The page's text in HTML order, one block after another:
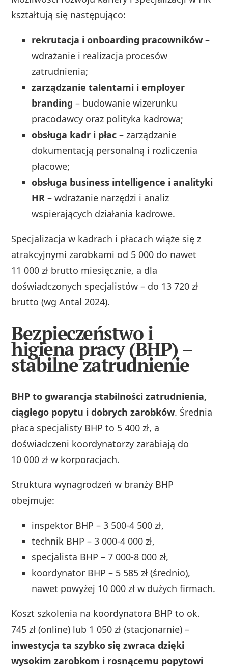
kształtują się następująco:
rekrutacja i onboarding pracowników –
wdrażanie i realizacja procesów
zatrudnienia;
zarządzanie talentami i employer
branding – budowanie wizerunku
pracodawcy oraz polityka kadrowa;
obsługa kadr i płac – zarządzanie
dokumentacją personalną i rozliczenia
płacowe;
obsługa business intelligence i analityki
HR – wdrażanie narzędzi i analiz
wspierających działania kadrowe.
Specjalizacja w kadrach i płacach wiąże się z
atrakcyjnymi zarobkami od 5 000 do nawet
11 000 zł brutto miesięcznie, a dla
doświadczonych specjalistów – do 13 720 zł
brutto (wg Antal 2024).
Bezpieczeństwo i
higiena pracy (BHP) –
stabilne zatrudnienie
BHP to gwarancja stabilności zatrudnienia,
ciągłego popytu i dobrych zarobków. Średnia
płaca specjalisty BHP to 5 400 zł, a
doświadczeni koordynatorzy zarabiają do
10 000 zł w korporacjach.
Struktura wynagrodzeń w branży BHP
obejmuje:
inspektor BHP – 3 500-4 500 zł,
technik BHP – 3 000-4 000 zł,
specjalista BHP – 7 000-8 000 zł,
koordynator BHP – 5 585 zł (średnio),
nawet powyżej 10 000 zł w dużych firmach.
Koszt szkolenia na koordynatora BHP to ok.
745 zł (online) lub 1 050 zł (stacjonarnie) –
inwestycja ta szybko się zwraca dzięki
wysokim zarobkom i rosnącemu popytowi